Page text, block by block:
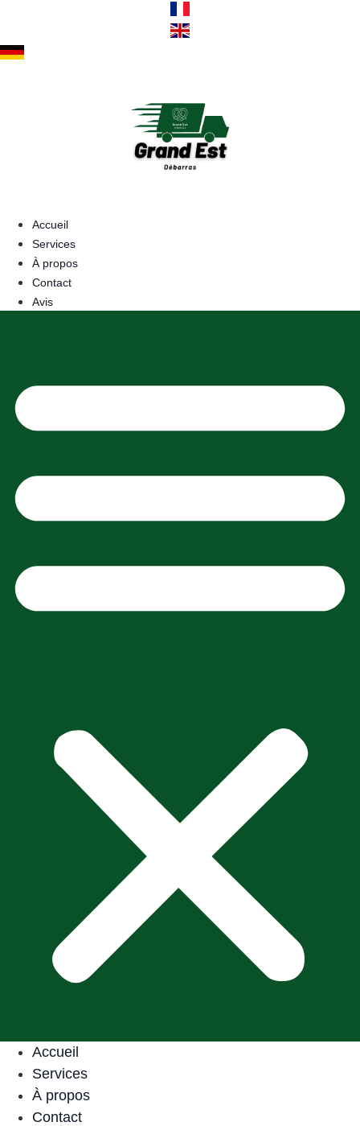
contenu
Accueil
Services
À propos
Contact
Avis
Accueil
Services
À propos
Contact